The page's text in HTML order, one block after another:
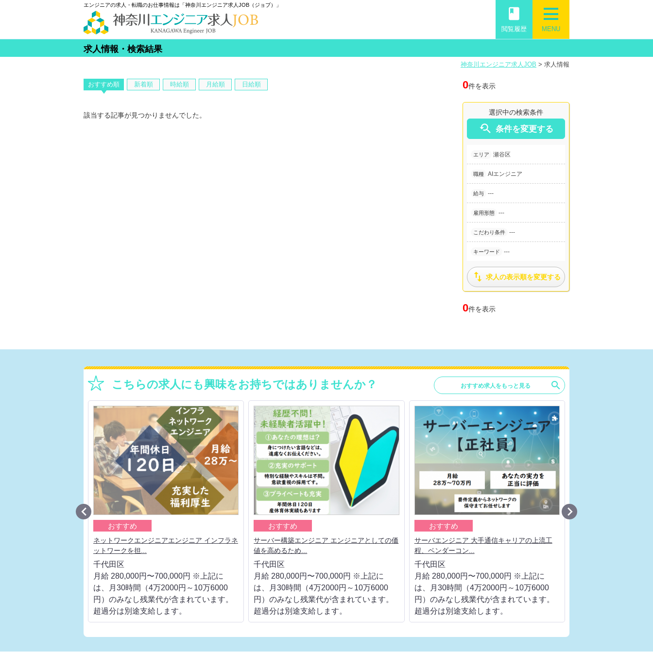
エンジニアの求人・転職のお仕事情報は「神奈川エンジニア求人JOB（ジョブ）」
MENU
book
閲覧履歴
求人情報・検索結果
神奈川エンジニア求人JOB > 求人情報
0件を表示
おすすめ順 新着順 時給順 月給順 日給順
選択中の検索条件
 条件を変更する
エリア 瀬谷区
職種 AIエンジニア
給与 ---
雇用形態 ---
こだわり条件 ---
キーワード ---
 求人の表示順を変更する
該当する記事が見つかりませんでした。
0件を表示
こちらの求人にも興味をお持ちではありませんか？ おすすめ求人をもっと見る search
おすすめ
ネットワークエンジニアエンジニア インフラネ
ットワークを担...
千代田区
月給 280,000円〜700,000円 ※上記に
は、月30時間（4万2000円～10万6000
円）のみなし残業代が含まれています。
超過分は別途支給します。
おすすめ
サーバー構築エンジニア エンジニアとしての価
値を高めるため...
千代田区
月給 280,000円〜700,000円 ※上記に
は、月30時間（4万2000円～10万6000
円）のみなし残業代が含まれています。
超過分は別途支給します。
おすすめ
サーバエンジニア 大手通信キャリアの上流工
程、ベンダーコン...
千代田区
月給 280,000円〜700,000円 ※上記に
は、月30時間（4万2000円～10万6000
円）のみなし残業代が含まれています。
超過分は別途支給します。

